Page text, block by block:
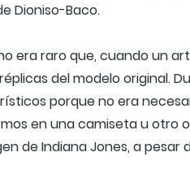
Dioniso-Baco.
era raro que, cuando un
del modelo original.
porque no era
en una camiseta u otro
de Indiana Jones, a